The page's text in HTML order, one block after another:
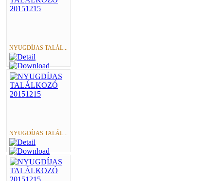
NYUGDÍJAS TALÁL...
NYUGDÍJAS TALÁL...